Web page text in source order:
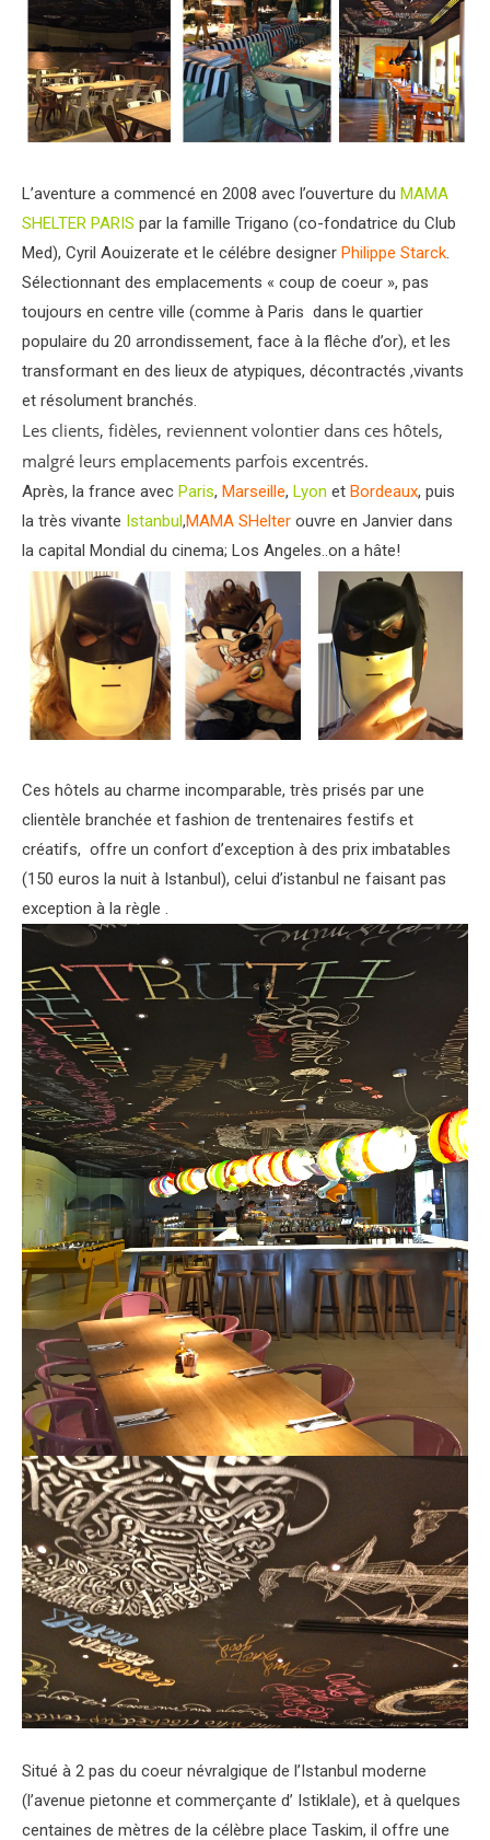
L’aventure a commencé en 2008 avec l’ouverture du MAMA
SHELTER PARIS par la famille Trigano (co-fondatrice du Club
Med), Cyril Aouizerate et le célébre designer Philippe Starck.
Sélectionnant des emplacements « coup de coeur », pas
toujours en centre ville (comme à Paris dans le quartier
populaire du 20 arrondissement, face à la flêche d’or), et les
transformant en des lieux de atypiques, décontractés ,vivants
et résolument branchés.
Les clients, fidèles, reviennent volontier dans ces hôtels,
malgré leurs emplacements parfois excentrés.
Après, la france avec Paris, Marseille, Lyon et Bordeaux, puis
la très vivante Istanbul,MAMA SHelter ouvre en Janvier dans
la capital Mondial du cinema; Los Angeles..on a hâte!
Ces hôtels au charme incomparable, très prisés par une
clientèle branchée et fashion de trentenaires festifs et
créatifs, offre un confort d’exception à des prix imbatables
(150 euros la nuit à Istanbul), celui d’istanbul ne faisant pas
exception à la règle .
Situé à 2 pas du coeur névralgique de l’Istanbul moderne
(l’avenue pietonne et commerçante d’ Istiklale), et à quelques
centaines de mètres de la célèbre place Taskim, il offre une